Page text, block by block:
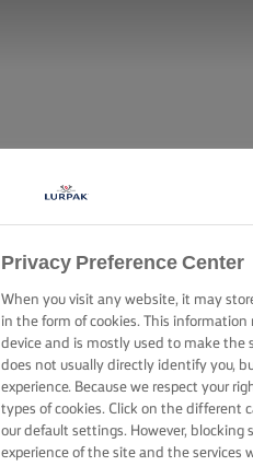
Privacy Preference Center
When you visit any website, it may
in the form of cookies. This information
device and is mostly used to make the
does not usually directly identify you,
experience. Because we respect your
types of cookies. Click on the different
our default settings. However, blocking
experience of the site and the services